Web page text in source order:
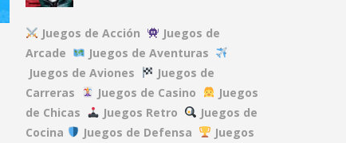
AMANDA THE ..
NO, I’M NOT A ..
9.6K
Juegos de Acción
Juegos de
Arcade
Juegos de Aventuras
Juegos de Aviones
Juegos de
Carreras
Juegos de Casino
Juegos
de Chicas
Juegos Retro
Juegos de
Cocina
Juegos de Defensa
Juegos